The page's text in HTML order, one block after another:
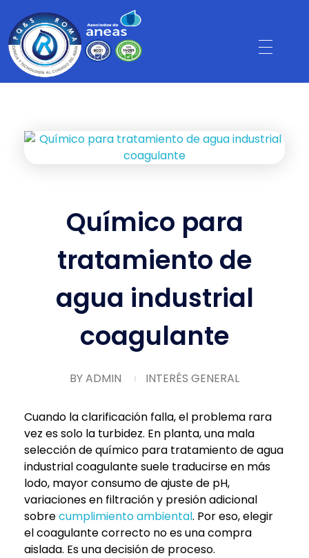
Químico para
tratamiento de
agua industrial
coagulante
BYADMIN INTERÉS GENERAL
Cuando la clarificación falla, el problema rara
vez es solo la turbidez. En planta, una mala
selección de químico para tratamiento de agua
industrial coagulante suele traducirse en más
lodo, mayor consumo de ajuste de pH,
variaciones en filtración y presión adicional
sobrecumplimiento ambiental. Por eso, elegir
el coagulante correcto no es una compra
aislada. Es una decisión de proceso.